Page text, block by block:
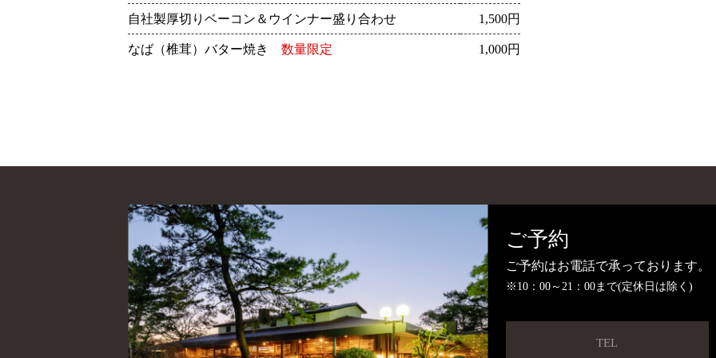
自社製厚切りベーコン＆ウインナー盛り合わせ 1,500円
なば（椎茸）バター焼き 数量限定 1,000円
ご予約
ご予約はお電話で承っております。
※10：00～21：00まで(定休日は除く)
TEL